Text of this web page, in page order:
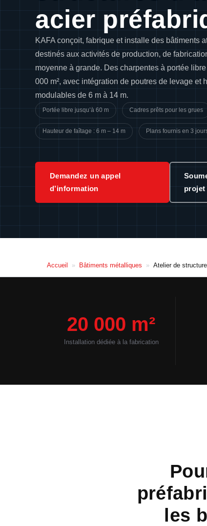
acier
KAFA conçoit, fabrique et installe des bâtiments
destinés aux activités de production, de
moyenne à grande. Des charpentes à portée
000 m², avec intégration de poutres de levage et
modulables de 6 m à 14 m.
Portée libre jusqu’à 60 m Cadres prêts pour les grues
Hauteur de faîtage : 6 m – 14 m Plans fournis en 3
Demandez un appel
d’information
Accueil » Bâtiments métalliques » Atelier de
20 000 m²
Installation dédiée à la fabrication
les